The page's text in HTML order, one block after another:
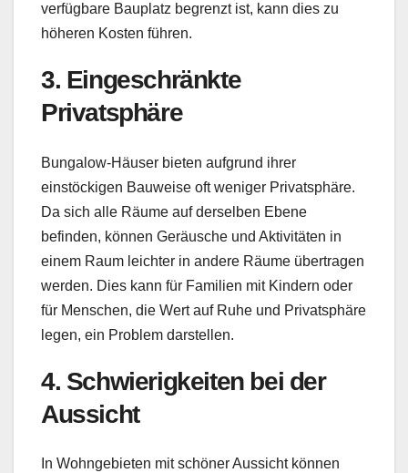
verfügbare Bauplatz begrenzt ist, kann dies zu
höheren Kosten führen.
3. Eingeschränkte
Privatsphäre
Bungalow-Häuser bieten aufgrund ihrer
einstöckigen Bauweise oft weniger Privatsphäre.
Da sich alle Räume auf derselben Ebene
befinden, können Geräusche und Aktivitäten in
einem Raum leichter in andere Räume übertragen
werden. Dies kann für Familien mit Kindern oder
für Menschen, die Wert auf Ruhe und Privatsphäre
legen, ein Problem darstellen.
4. Schwierigkeiten bei der
Aussicht
In Wohngebieten mit schöner Aussicht können